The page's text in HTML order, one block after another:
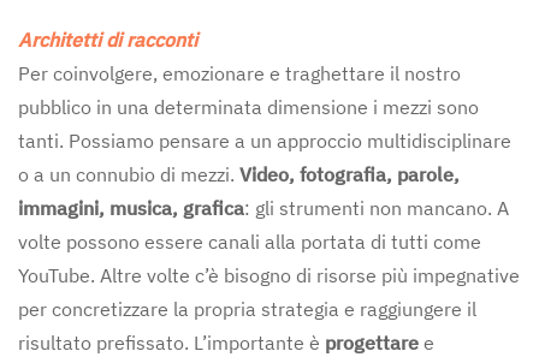
Architetti di racconti
Per coinvolgere, emozionare e traghettare il nostro
pubblico in una determinata dimensione i mezzi sono
tanti. Possiamo pensare a un approccio multidisciplinare
o a un connubio di mezzi. Video, fotografia, parole,
immagini, musica, grafica: gli strumenti non mancano. A
volte possono essere canali alla portata di tutti come
YouTube. Altre volte c’è bisogno di risorse più impegnative
per concretizzare la propria strategia e raggiungere il
risultato prefissato. L’importante è progettare e